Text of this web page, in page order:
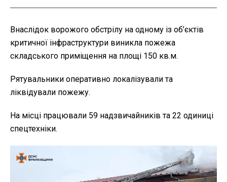
Внаслідок ворожого обстрілу на одному із об’єктів
критичної інфраструктури виникла пожежа
складського приміщення на площі 150 кв.м.
Рятувальники оперативно локалізували та
ліквідували пожежу.
На місці працювали 59 надзвичайників та 22 одиниці
спецтехніки.